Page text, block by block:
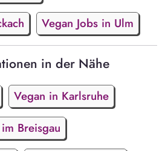
Vegan Jobs in Ulm
in der Nähe
Vegan in Karlsruhe
Breisgau